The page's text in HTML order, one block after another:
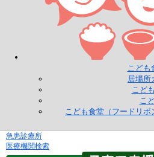
こども
居場所
こど
こ
こども食堂（フードリボ
急患診療所
医療機関検索